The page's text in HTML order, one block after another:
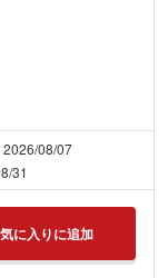
08/07
31
に入りに追加